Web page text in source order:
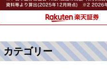
カテゴリー